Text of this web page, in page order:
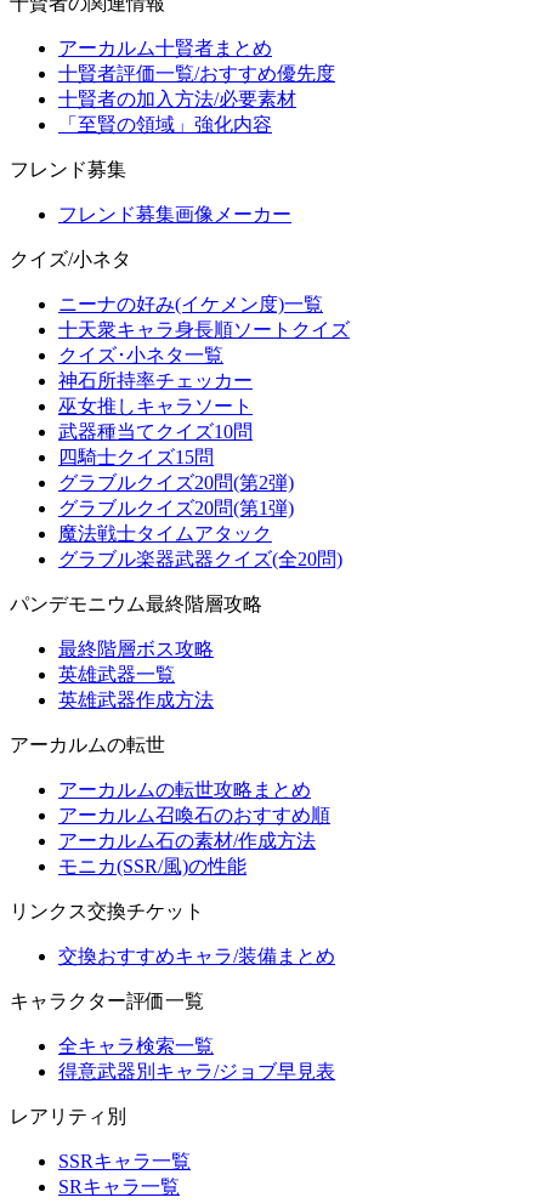
アーカルム十賢者まとめ
十賢者評価一覧/おすすめ優先度
十賢者の加入方法/必要素材
「至賢の領域」強化内容
フレンド募集
フレンド募集画像メーカー
クイズ/小ネタ
ニーナの好み(イケメン度)一覧
十天衆キャラ身長順ソートクイズ
クイズ･小ネタ一覧
神石所持率チェッカー
巫女推しキャラソート
武器種当てクイズ10問
四騎士クイズ15問
グラブルクイズ20問(第2弾)
グラブルクイズ20問(第1弾)
魔法戦士タイムアタック
グラブル楽器武器クイズ(全20問)
パンデモニウム最終階層攻略
最終階層ボス攻略
英雄武器一覧
英雄武器作成方法
アーカルムの転世
アーカルムの転世攻略まとめ
アーカルム召喚石のおすすめ順
アーカルム石の素材/作成方法
モニカ(SSR/風)の性能
リンクス交換チケット
交換おすすめキャラ/装備まとめ
キャラクター評価一覧
全キャラ検索一覧
得意武器別キャラ/ジョブ早見表
レアリティ別
SSRキャラ一覧
SRキャラ一覧